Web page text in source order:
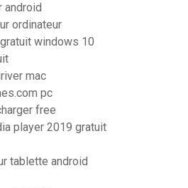
android
ordinateur
windows 10
mac
pc
free
player 2019 gratuit
tablette android